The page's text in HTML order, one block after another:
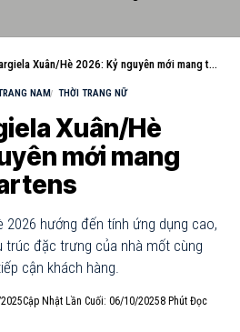
Xuân/Hè 2026: Kỷ nguyên mới mang tên Glenn Martens
NAM THỜI TRANG NỮ
Xuân/Hè
mới mang
2026 hướng đến tính ứng dụng cao,
trúc đặc trưng của nhà mốt cùng
cận khách hàng.
Cập Nhật Lần Cuối: 06/10/20258 Phút Đọc